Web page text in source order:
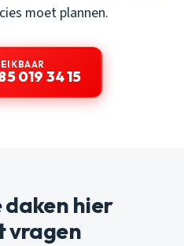
moet plannen.
019 34 15
hier
vragen